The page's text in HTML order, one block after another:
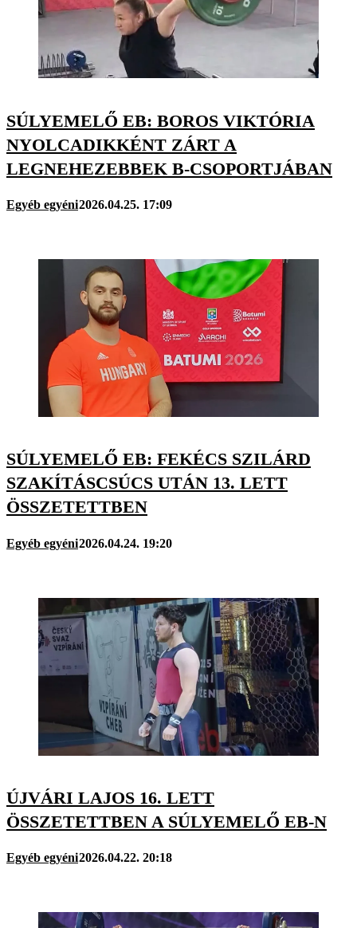
SÚLYEMELŐ EB: BOROS VIKTÓRIA
NYOLCADIKKÉNT ZÁRT A
LEGNEHEZEBBEK B-CSOPORTJÁBAN
Egyéb egyéni2026.04.25. 17:09
SÚLYEMELŐ EB: FEKÉCS SZILÁRD
SZAKÍTÁSCSÚCS UTÁN 13. LETT
ÖSSZETETTBEN
Egyéb egyéni2026.04.24. 19:20
ÚJVÁRI LAJOS 16. LETT
ÖSSZETETTBEN A SÚLYEMELŐ EB-N
Egyéb egyéni2026.04.22. 20:18